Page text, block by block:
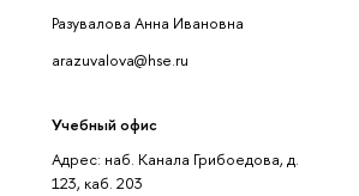
Разувалова Анна Ивановна
arazuvalova@hse.ru
Учебный офис
Адрес: наб. Канала Грибоедова, д.
123, каб. 203